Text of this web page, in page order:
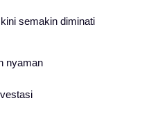
semakin diminati
nyaman